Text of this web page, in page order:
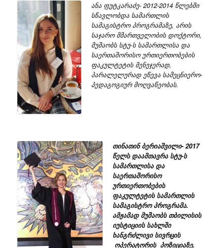
ანა ფუტკარაძე- 2012-2014 წლებში
სწავლობდა სამართლის
სამაგისტრო პროგრამაზე, არის
საჯარო მმართველობის დოქტორი,
მუშაობს სტუ-ს სამართლისა და
საერთაშორისო ურთიერთობების
ფაკულტეტის მენეჯერად,
პარალელურად ეწევა სამეცნიერო-
პედაგოგიურ მოღვაწეობას.
თინათინ ბერიაშვილი- 2017
წელს დაამთავრა სტუ-ს
სამართლისა და
საერთაშორისო
ურთიერთობების
ფაკულტეტის სამართლის
სამაგისტრო პროგრამა.
ამჟამად მუშაობს თბილისის
იუსტიციის სახლში
ხანგრძლივი სივრცის
ოპერატორის პოზიციაზე.